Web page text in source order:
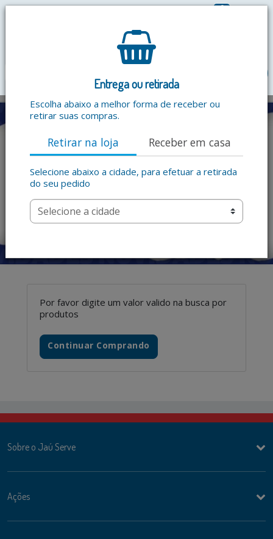
0
Entrega ou retirada
Escolha abaixo a melhor forma de receber ou
retirar suas compras.
Retirar na loja Receber em casa
Selecione abaixo a cidade, para efetuar a retirada
do seu pedido
Por favor digite um valor valido na busca por
produtos
Continuar Comprando
Sobre o Jaú Serve
Ações